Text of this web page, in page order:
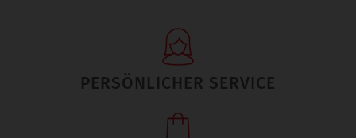
PERSÖNLICHER SERVICE